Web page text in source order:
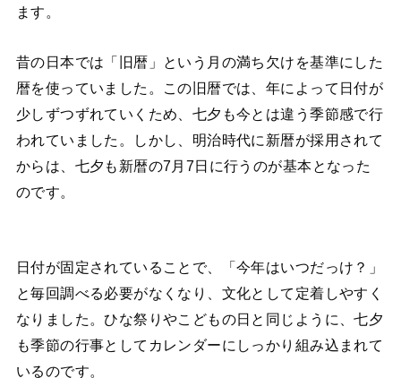
ます。
昔の日本では「旧暦」という月の満ち欠けを基準にした
暦を使っていました。この旧暦では、年によって日付が
少しずつずれていくため、七夕も今とは違う季節感で行
われていました。しかし、明治時代に新暦が採用されて
からは、七夕も新暦の7月7日に行うのが基本となった
のです。
日付が固定されていることで、「今年はいつだっけ？」
と毎回調べる必要がなくなり、文化として定着しやすく
なりました。ひな祭りやこどもの日と同じように、七夕
も季節の行事としてカレンダーにしっかり組み込まれて
いるのです。